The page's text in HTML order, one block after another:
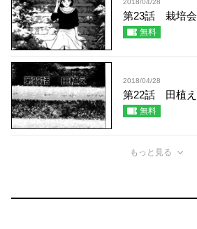
2018/04/28
第23話 栽培会
無料
2018/04/28
第22話 田植え
無料
もっと見る